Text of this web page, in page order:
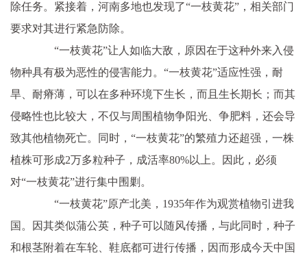
除任务。紧接着，河南多地也发现了“一枝黄花”，相关部门
要求对其进行紧急防除。
“一枝黄花”让人如临大敌，原因在于这种外来入侵
物种具有极为恶性的侵害能力。“一枝黄花”适应性强，耐
旱、耐瘠薄，可以在多种环境下生长，而且生长期长；而其
侵略性也比较大，不仅与周围植物争阳光、争肥料，还会导
致其他植物死亡。同时，“一枝黄花”的繁殖力还超强，一株
植株可形成2万多粒种子，成活率80%以上。因此，必须
对“一枝黄花”进行集中围剿。
“一枝黄花”原产北美，1935年作为观赏植物引进我
国。因其类似蒲公英，种子可以随风传播，与此同时，种子
和根茎附着在车轮、鞋底都可进行传播，因而形成今天中国